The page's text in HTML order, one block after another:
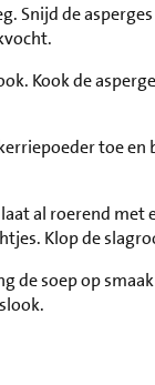
Snijd de
Kook de
toe
al roerend met
Klop de
de soep op